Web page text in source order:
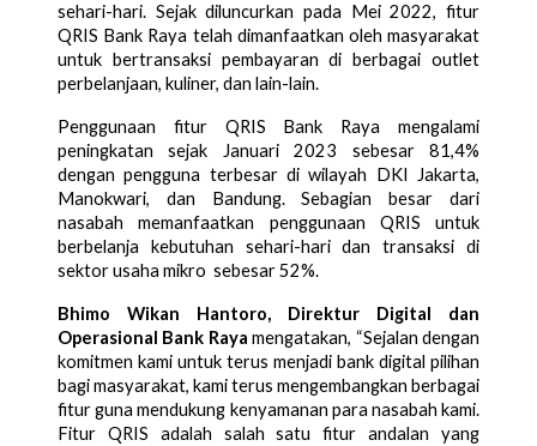
sehari-hari. Sejak diluncurkan pada Mei 2022, fitur
QRIS Bank Raya telah dimanfaatkan oleh masyarakat
untuk bertransaksi pembayaran di berbagai outlet
perbelanjaan, kuliner, dan lain-lain.
Penggunaan fitur QRIS Bank Raya mengalami
peningkatan sejak Januari 2023 sebesar 81,4%
dengan pengguna terbesar di wilayah DKI Jakarta,
Manokwari, dan Bandung. Sebagian besar dari
nasabah memanfaatkan penggunaan QRIS untuk
berbelanja kebutuhan sehari-hari dan transaksi di
sektor usaha mikro  sebesar 52%.
Bhimo Wikan Hantoro, Direktur Digital dan
Operasional Bank Raya mengatakan, “Sejalan dengan
komitmen kami untuk terus menjadi bank digital pilihan
bagi masyarakat, kami terus mengembangkan berbagai
fitur guna mendukung kenyamanan para nasabah kami.
Fitur QRIS adalah salah satu fitur andalan yang